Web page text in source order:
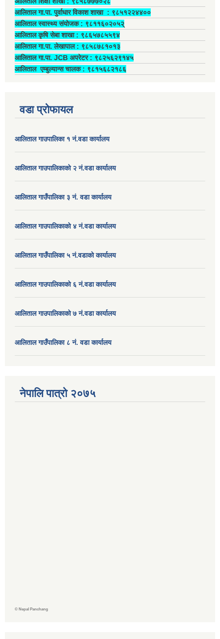
आलिताल गा.पा. पुर्वाधार विकाश शाखा ‍: ९८५१२२४४००
आलिताल स्वास्थ्य संयोजक ‍: ९८११६०२०५२्
आलिताल कृषि सेबा शाखा : ९८६५७८५५९४
आलिताल गा.पा. लेखापाल ‍: ९८५८७८१०१३
आलिताल गा.पा. JCB अपरेटर ‍: ९८२५६२९१४५
आलिताल एम्बुल्यान्स चालक ‍: ९८१५६८२१८६
वडा प्रोफायल
आलिताल गाउपालिका १ नं.वडा कार्यालय
आलिताल गाउपालिकाको २ नं.वडा कार्यालय
आलिताल गाउँपालिका ३ नं. वडा कार्यालय
आलिताल गाउपालिकाको ४ नं.वडा कार्यालय
आलिताल गाउँपालिका ५ नं.वडाको कार्यालय
आलिताल गाउपालिकाको ६ नं.वडा कार्यालय
आलिताल गाउपालिकाको ७ नं.वडा कार्यालय
आलिताल गाउँपालिका ८ नं. वडा कार्यालय
नेपालि पात्रो २०७५
© Nepal Panchang